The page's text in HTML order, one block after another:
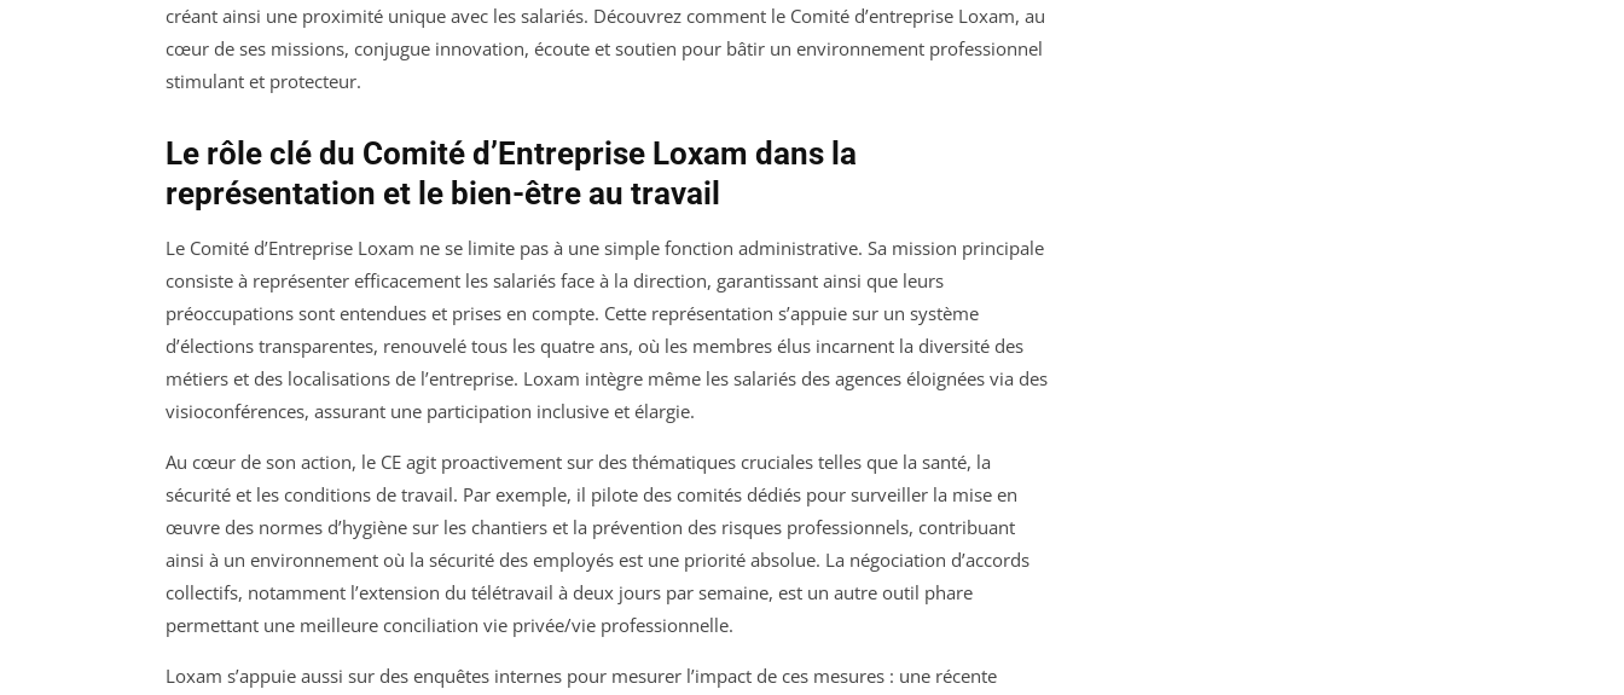
créant ainsi une proximité unique avec les salariés. Découvrez comment le Comité d’entreprise Loxam, au
cœur de ses missions, conjugue innovation, écoute et soutien pour bâtir un environnement professionnel
stimulant et protecteur.
Le rôle clé du Comité d’Entreprise Loxam dans la
représentation et le bien-être au travail
Le Comité d’Entreprise Loxam ne se limite pas à une simple fonction administrative. Sa mission principale
consiste à représenter efficacement les salariés face à la direction, garantissant ainsi que leurs
préoccupations sont entendues et prises en compte. Cette représentation s’appuie sur un système
d’élections transparentes, renouvelé tous les quatre ans, où les membres élus incarnent la diversité des
métiers et des localisations de l’entreprise. Loxam intègre même les salariés des agences éloignées via des
visioconférences, assurant une participation inclusive et élargie.
Au cœur de son action, le CE agit proactivement sur des thématiques cruciales telles que la santé, la
sécurité et les conditions de travail. Par exemple, il pilote des comités dédiés pour surveiller la mise en
œuvre des normes d’hygiène sur les chantiers et la prévention des risques professionnels, contribuant
ainsi à un environnement où la sécurité des employés est une priorité absolue. La négociation d’accords
collectifs, notamment l’extension du télétravail à deux jours par semaine, est un autre outil phare
permettant une meilleure conciliation vie privée/vie professionnelle.
Loxam s’appuie aussi sur des enquêtes internes pour mesurer l’impact de ces mesures : une récente